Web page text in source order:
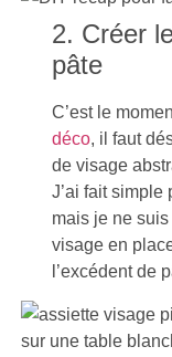
2. Créer
pâte
C’est le
déco, il faut
de visage
J’ai fait simple
mais je ne
visage en
l’excédent de